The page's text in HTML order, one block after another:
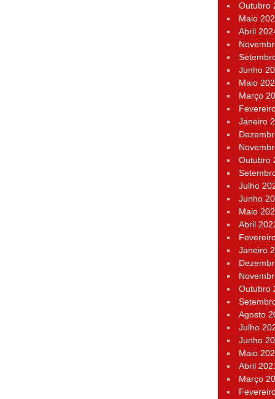
Outubro
Maio
Abril
Junho
Maio
Março
Janeiro
Outubro
Julho
Junho
Maio
Abril
Janeiro
Outubro
Agosto
Julho
Junho
Maio
Abril
Março